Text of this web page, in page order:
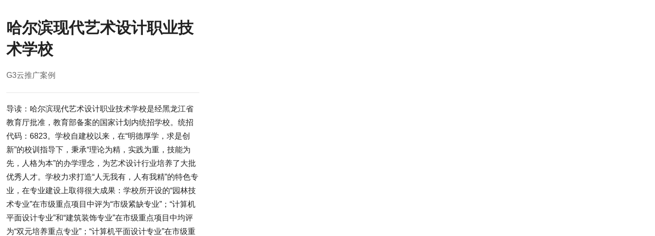
哈尔滨现代艺术设计职业技
术学校
G3云推广案例
导读：哈尔滨现代艺术设计职业技术学校是经黑龙江省
教育厅批准，教育部备案的国家计划内统招学校。统招
代码：6823。学校自建校以来，在“明德厚学，求是创
新”的校训指导下，秉承“理论为精，实践为重，技能为
先，人格为本”的办学理念，为艺术设计行业培养了大批
优秀人才。学校力求打造“人无我有，人有我精”的特色专
业，在专业建设上取得很大成果：学校所开设的“园林技
术专业”在市级重点项目中评为“市级紧缺专业”；“计算机
平面设计专业”和“建筑装饰专业”在市级重点项目中均评
为“双元培养重点专业”；“计算机平面设计专业”在市级重